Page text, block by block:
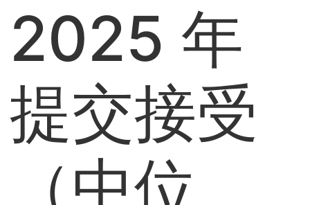
2025 年
提交接受
（中位